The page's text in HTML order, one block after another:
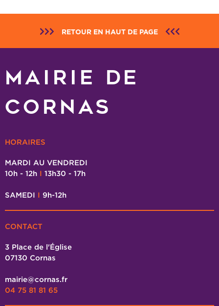
RETOUR EN HAUT DE PAGE
MAIRIE DE
CORNAS
HORAIRES
MARDI AU VENDREDI
10h - 12h I 13h30 - 17h
SAMEDI I 9h-12h
CONTACT
3 Place de l'Église
07130 Cornas
mairie@cornas.fr
04 75 81 81 65